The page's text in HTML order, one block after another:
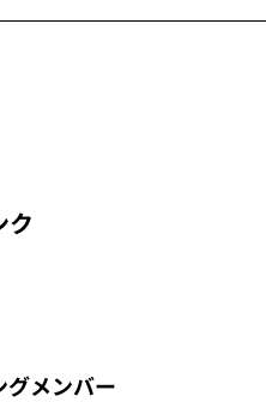
ク
グメンバー